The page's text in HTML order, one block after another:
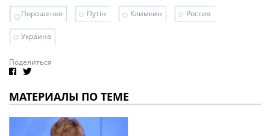
Порошенко
Путін Климкин Россия
Украина
Поделиться
МАТЕРИАЛЫ ПО ТЕМЕ